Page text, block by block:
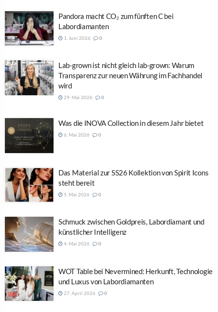
Pandora macht CO₂ zum fünften C bei
Labordiamanten
1. Juni 2026 0
Lab-grown ist nicht gleich lab-grown: Warum
Transparenz zur neuen Währung im Fachhandel
wird
29. Mai 2026 0
Was die INOVA Collection in diesem Jahr bietet
6. Mai 2026 0
Das Material zur SS26 Kollektion von Spirit Icons
steht bereit
5. Mai 2026 0
Schmuck zwischen Goldpreis, Labordiamant und
künstlicher Intelligenz
4. Mai 2026 0
WOT Table bei Nevermined: Herkunft, Technologie
und Luxus von Labordiamanten
27. April 2026 0